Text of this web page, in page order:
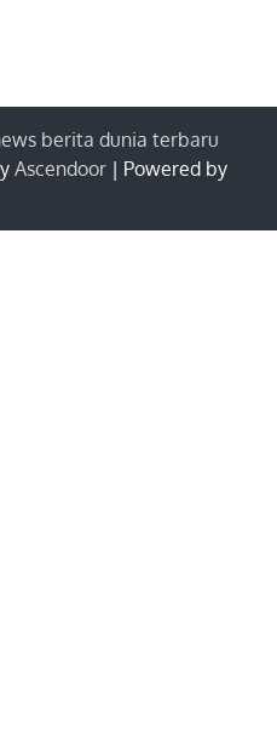
berita dunia terbaru
Ascendoor | Powered by